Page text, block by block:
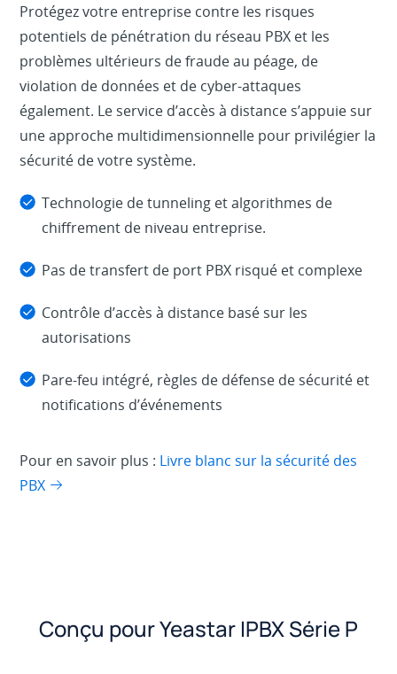
Protégez votre entreprise contre les risques
potentiels de pénétration du réseau PBX et les
problèmes ultérieurs de fraude au péage, de
violation de données et de cyber-attaques
également. Le service d’accès à distance s’appuie sur
une approche multidimensionnelle pour privilégier la
sécurité de votre système.
Technologie de tunneling et algorithmes de
chiffrement de niveau entreprise.
Pas de transfert de port PBX risqué et complexe
Contrôle d’accès à distance basé sur les
autorisations
Pare-feu intégré, règles de défense de sécurité et
notifications d’événements
Pour en savoir plus : Livre blanc sur la sécurité des
PBX
Conçu pour Yeastar IPBX Série P